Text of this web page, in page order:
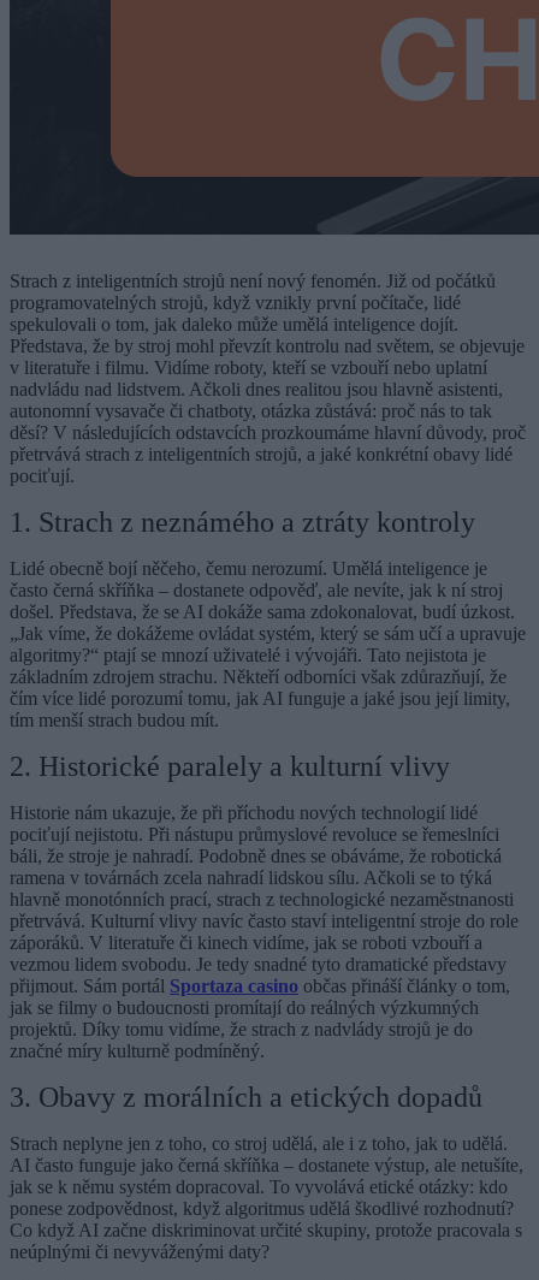
Strach z inteligentních strojů není nový fenomén. Již od počátků
programovatelných strojů, když vznikly první počítače, lidé
spekulovali o tom, jak daleko může umělá inteligence dojít.
Představa, že by stroj mohl převzít kontrolu nad světem, se objevuje
v literatuře i filmu. Vidíme roboty, kteří se vzbouří nebo uplatní
nadvládu nad lidstvem. Ačkoli dnes realitou jsou hlavně asistenti,
autonomní vysavače či chatboty, otázka zůstává: proč nás to tak
děsí? V následujících odstavcích prozkoumáme hlavní důvody, proč
přetrvává strach z inteligentních strojů, a jaké konkrétní obavy lidé
pociťují.
1. Strach z neznámého a ztráty kontroly
Lidé obecně bojí něčeho, čemu nerozumí. Umělá inteligence je
často černá skříňka – dostanete odpověď, ale nevíte, jak k ní stroj
došel. Představa, že se AI dokáže sama zdokonalovat, budí úzkost.
„Jak víme, že dokážeme ovládat systém, který se sám učí a upravuje
algoritmy?“ ptají se mnozí uživatelé i vývojáři. Tato nejistota je
základním zdrojem strachu. Někteří odborníci však zdůrazňují, že
čím více lidé porozumí tomu, jak AI funguje a jaké jsou její limity,
tím menší strach budou mít.
2. Historické paralely a kulturní vlivy
Historie nám ukazuje, že při příchodu nových technologií lidé
pociťují nejistotu. Při nástupu průmyslové revoluce se řemeslníci
báli, že stroje je nahradí. Podobně dnes se obáváme, že robotická
ramena v továrnách zcela nahradí lidskou sílu. Ačkoli se to týká
hlavně monotónních prací, strach z technologické nezaměstnanosti
přetrvává. Kulturní vlivy navíc často staví inteligentní stroje do role
záporáků. V literatuře či kinech vidíme, jak se roboti vzbouří a
vezmou lidem svobodu. Je tedy snadné tyto dramatické představy
přijmout. Sám portál Sportaza casino občas přináší články o tom,
jak se filmy o budoucnosti promítají do reálných výzkumných
projektů. Díky tomu vidíme, že strach z nadvlády strojů je do
značné míry kulturně podmíněný.
3. Obavy z morálních a etických dopadů
Strach neplyne jen z toho, co stroj udělá, ale i z toho, jak to udělá.
AI často funguje jako černá skříňka – dostanete výstup, ale netušíte,
jak se k němu systém dopracoval. To vyvolává etické otázky: kdo
ponese zodpovědnost, když algoritmus udělá škodlivé rozhodnutí?
Co když AI začne diskriminovat určité skupiny, protože pracovala s
neúplnými či nevyváženými daty?